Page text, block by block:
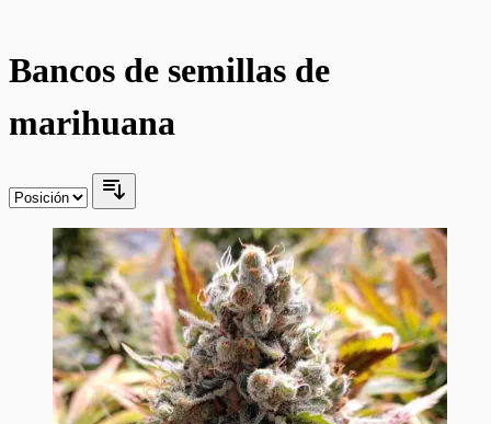
Bancos de semillas de
marihuana